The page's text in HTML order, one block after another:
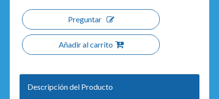
Preguntar
Añadir al carrito
Descripción del Producto